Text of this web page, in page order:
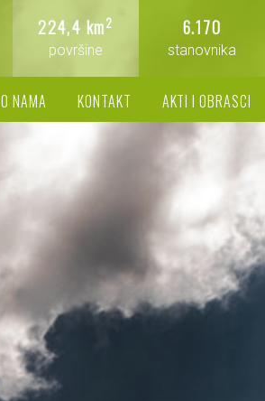
6.170
stanovnika
224,4 km2
površine
O NAMA KONTAKT AKTI I OBRASCI